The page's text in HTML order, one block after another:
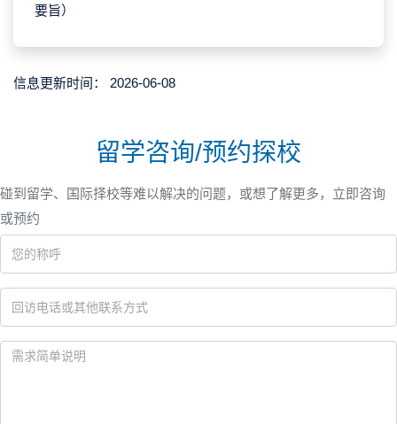
要旨）
信息更新时间： 2026-06-08
留学咨询/预约探校
碰到留学、国际择校等难以解决的问题，或想了解更多，立即咨询
或预约